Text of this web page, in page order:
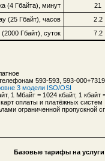
(4 Гбайта), минут
21
(25 Гбайт), часов
2.2
Гбайт), суток
7.2
593-593, 593-
3 модели ISO/OSI
1 Мбайт = 1024 кбайт, 1 кбайт
оплаты и платёжных систем
ограниченной пропускной
Базовые тарифы на услуги